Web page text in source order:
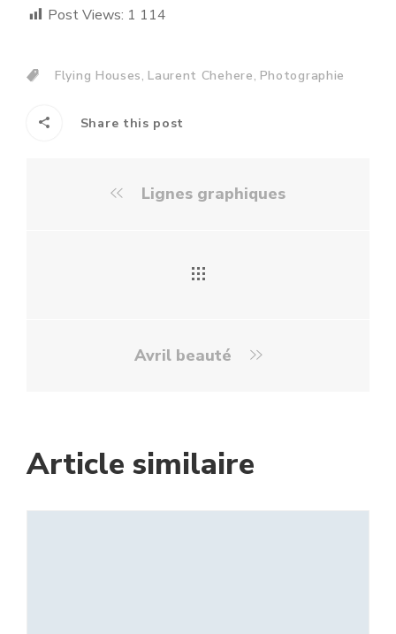
Post Views: 1 114
Flying Houses,Laurent Chehere, Photographie
Share this post
Lignes graphiques
Avril beauté
Article similaire